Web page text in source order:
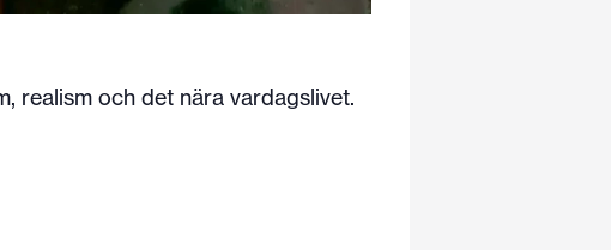
realism och det nära vardagslivet.